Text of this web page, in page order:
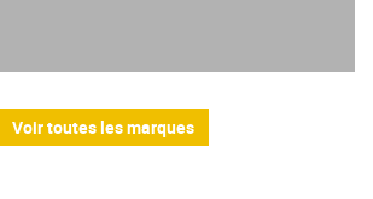
Voir toutes les marques